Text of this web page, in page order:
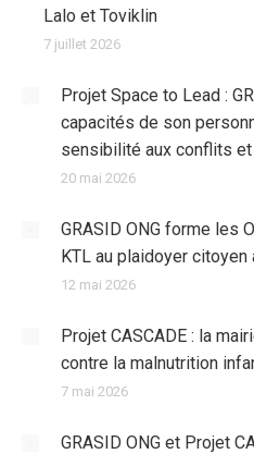
Lalo et Toviklin
7 juillet 2026
Projet Space to Lead :
capacités de son
sensibilité aux conflits et
20 mai 2026
GRASID ONG forme les
KTL au plaidoyer citoyen
12 mai 2026
Projet CASCADE : la
contre la malnutrition
7 mai 2026
GRASID ONG et Projet